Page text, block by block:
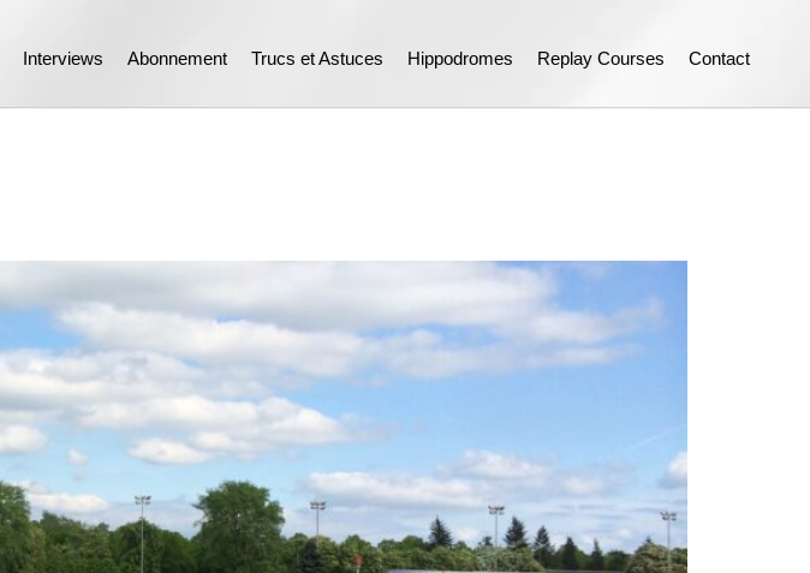
Interviews Abonnement Trucs et Astuces Hippodromes Replay Courses Contact